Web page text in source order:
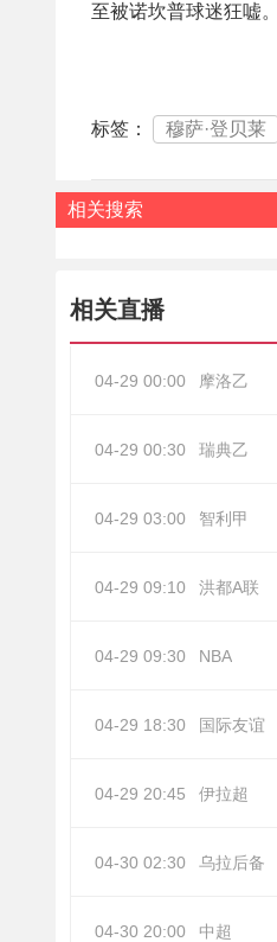
至被诺坎普球迷狂嘘。
标签： 穆萨·登贝莱
相关搜索
相关直播
04-29 00:00 摩洛乙
04-29 00:30 瑞典乙
04-29 03:00 智利甲
04-29 09:10 洪都A联
04-29 09:30 NBA
04-29 18:30 国际友谊
04-29 20:45 伊拉超
04-30 02:30 乌拉后备
04-30 20:00 中超